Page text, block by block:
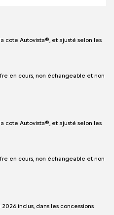
cote Autovista®, et ajusté selon les
en cours, non échangeable et non
cote Autovista®, et ajusté selon les
en cours, non échangeable et non
inclus, dans les concessions